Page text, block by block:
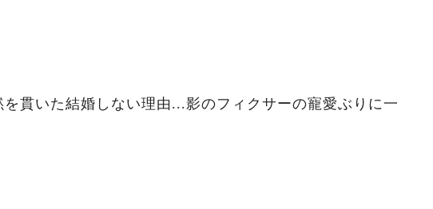
貫いた結婚しない理由...影のフィクサーの寵愛ぶりに一